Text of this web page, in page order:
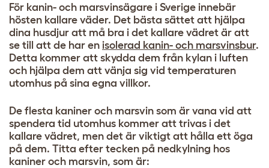
För kanin- och marsvinsägare i Sverige innebär
hösten kallare väder. Det bästa sättet att hjälpa
dina husdjur att må bra i det kallare vädret är att
se till att de har en isolerad kanin- och marsvinsbur.
Detta kommer att skydda dem från kylan i luften
och hjälpa dem att vänja sig vid temperaturen
utomhus på sina egna villkor.
De flesta kaniner och marsvin som är vana vid att
spendera tid utomhus kommer att trivas i det
kallare vädret, men det är viktigt att hålla ett öga
på dem. Titta efter tecken på nedkylning hos
kaniner och marsvin, som är: